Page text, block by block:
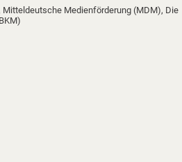
Mitteldeutsche Medienförderung (MDM), Die